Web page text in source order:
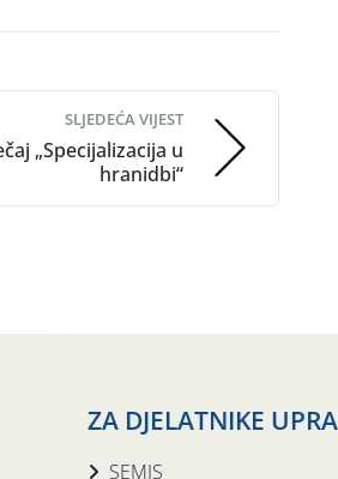
SLJEDEĆA VIJEST
„Specijalizacija u
hranidbi“
ZA DJELATNIKE
SEMIS